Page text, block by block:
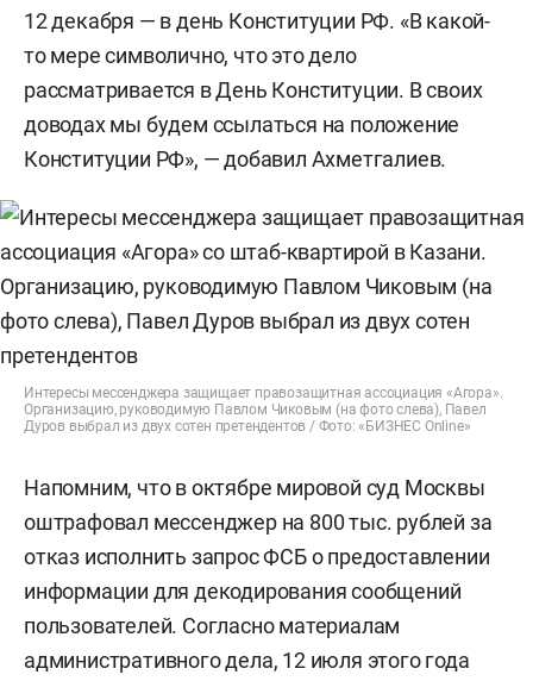
12 декабря — в день Конституции РФ. «В какой-
то мере символично, что это дело
рассматривается в День Конституции. В своих
доводах мы будем ссылаться на положение
Конституции РФ», — добавил Ахметгалиев.
Интересы мессенджера защищает правозащитная ассоциация «Агора».
Организацию, руководимую Павлом Чиковым (на фото слева), Павел
Дуров выбрал из двух сотен претендентов / Фото: «БИЗНЕС Online»
Напомним, что в октябре мировой суд Москвы
оштрафовал мессенджер на 800 тыс. рублей за
отказ исполнить запрос ФСБ о предоставлении
информации для декодирования сообщений
пользователей. Согласно материалам
административного дела, 12 июля этого года